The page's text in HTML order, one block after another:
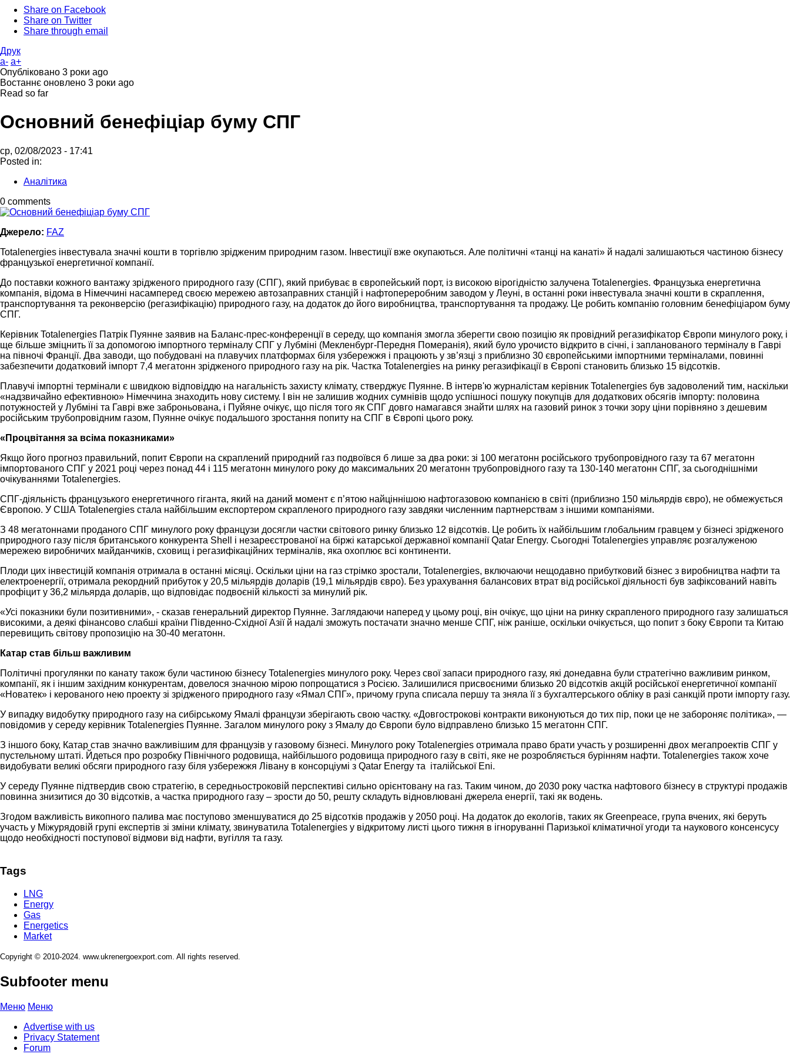
Share on Facebook
Share on Twitter
Share through email
Друк
a- a+
Опубліковано 3 роки ago
Востаннє оновлено 3 роки ago
Read so far
Основний бенефіціар буму СПГ
ср, 02/08/2023 - 17:41
Posted in:
Аналітика
0 comments
Джерело: FAZ
Totalenergies інвестувала значні кошти в торгівлю зрідженим природним газом. Інвестиції вже окупаються. Але політичні «танці на канаті» й надалі залишаються частиною бізнесу
французької енергетичної компанії.
До поставки кожного вантажу зрідженого природного газу (СПГ), який прибуває в європейський порт, із високою вірогідністю залучена Totalenergies. Французька енергетична
компанія, відома в Німеччині насамперед своєю мережею автозаправних станцій і нафтопереробним заводом у Леуні, в останні роки інвестувала значні кошти в скраплення,
транспортування та реконверсію (регазифікацію) природного газу, на додаток до його виробництва, транспортування та продажу. Це робить компанію головним бенефіціаром буму
СПГ.
Керівник Totalenergies Патрік Пуянне заявив на Баланс-прес-конференції в середу, що компанія змогла зберегти свою позицію як провідний регазифікатор Європи минулого року, і
ще більше зміцнить її за допомогою імпортного терміналу СПГ у Лубміні (Мекленбург-Передня Померанія), який було урочисто відкрито в січні, і запланованого терміналу в Гаврі
на півночі Франції. Два заводи, що побудовані на плавучих платформах біля узбережжя і працюють у зв’язці з приблизно 30 європейськими імпортними терміналами, повинні
забезпечити додатковий імпорт 7,4 мегатонн зрідженого природного газу на рік. Частка Totalenergies на ринку регазифікації в Європі становить близько 15 відсотків.
Плавучі імпортні термінали є швидкою відповіддю на нагальність захисту клімату, стверджує Пуянне. В інтерв'ю журналістам керівник Totalenergies був задоволений тим, наскільки
«надзвичайно ефективною» Німеччина знаходить нову систему. І він не залишив жодних сумнівів щодо успішносі пошуку покупців для додаткових обсягів імпорту: половина
потужностей у Лубміні та Гаврі вже заброньована, і Пуйяне очікує, що після того як СПГ довго намагався знайти шлях на газовий ринок з точки зору ціни порівняно з дешевим
російським трубопровідним газом, Пуянне очікує подальшого зростання попиту на СПГ в Європі цього року.
«Процвітання за всіма показниками»
Якщо його прогноз правильний, попит Європи на скраплений природний газ подвоївся б лише за два роки: зі 100 мегатонн російського трубопровідного газу та 67 мегатонн
імпортованого СПГ у 2021 році через понад 44 і 115 мегатонн минулого року до максимальних 20 мегатонн трубопровідного газу та 130-140 мегатонн СПГ, за сьогоднішніми
очікуваннями Totalenergies.
СПГ-діяльність французького енергетичного гіганта, який на даний момент є п’ятою найціннішою нафтогазовою компанією в світі (приблизно 150 мільярдів євро), не обмежується
Європою. У США Totalenergies стала найбільшим експортером скрапленого природного газу завдяки численним партнерствам з іншими компаніями.
З 48 мегатоннами проданого СПГ минулого року французи досягли частки світового ринку близько 12 відсотків. Це робить їх найбільшим глобальним гравцем у бізнесі зрідженого
природного газу після британського конкурента Shell і незареєстрованої на біржі катарської державної компанії Qatar Energy. Сьогодні Totalenergies управляє розгалуженою
мережею виробничих майданчиків, сховищ і регазифікаційних терміналів, яка охоплює всі континенти.
Плоди цих інвестицій компанія отримала в останні місяці. Оскільки ціни на газ стрімко зростали, Totalenergies, включаючи нещодавно прибутковий бізнес з виробництва нафти та
електроенергії, отримала рекордний прибуток у 20,5 мільярдів доларів (19,1 мільярдів євро). Без урахування балансових втрат від російської діяльності був зафіксований навіть
профіцит у 36,2 мільярда доларів, що відповідає подвоєній кількості за минулий рік.
«Усі показники були позитивними», - сказав генеральний директор Пуянне. Заглядаючи наперед у цьому році, він очікує, що ціни на ринку скрапленого природного газу залишаться
високими, а деякі фінансово слабші країни Південно-Східної Азії й надалі зможуть постачати значно менше СПГ, ніж раніше, оскільки очікується, що попит з боку Європи та Китаю
перевищить світову пропозицію на 30-40 мегатонн.
Катар став більш важливим
Політичні прогулянки по канату також були частиною бізнесу Totalenergies минулого року. Через свої запаси природного газу, які донедавна були стратегічно важливим ринком,
компанії, як і іншим західним конкурентам, довелося значною мірою попрощатися з Росією. Залишилися присвоєними близько 20 відсотків акцій російської енергетичної компанії
«Новатек» і керованого нею проекту зі зрідженого природного газу «Ямал СПГ», причому група списала першу та зняла її з бухгалтерського обліку в разі санкцій проти імпорту газу.
У випадку видобутку природного газу на сибірському Ямалі французи зберігають свою частку. «Довгострокові контракти виконуються до тих пір, поки це не забороняє політика», —
повідомив у середу керівник Totalenergies Пуянне. Загалом минулого року з Ямалу до Європи було відправлено близько 15 мегатонн СПГ.
З іншого боку, Катар став значно важливішим для французів у газовому бізнесі. Минулого року Totalenergies отримала право брати участь у розширенні двох мегапроектів СПГ у
пустельному штаті. Йдеться про розробку Північного родовища, найбільшого родовища природного газу в світі, яке не розробляється бурінням нафти. Totalenergies також хоче
видобувати великі обсяги природного газу біля узбережжя Лівану в консорціумі з Qatar Energy та італійської Eni.
У середу Пуянне підтвердив свою стратегію, в середньостроковій перспективі сильно орієнтовану на газ. Таким чином, до 2030 року частка нафтового бізнесу в структурі продажів
повинна знизитися до 30 відсотків, а частка природного газу – зрости до 50, решту складуть відновлювані джерела енергії, такі як водень.
Згодом важливість викопного палива має поступово зменшуватися до 25 відсотків продажів у 2050 році. На додаток до екологів, таких як Greenpeace, група вчених, які беруть
участь у Міжурядовій групі експертів зі зміни клімату, звинуватила Totalenergies у відкритому листі цього тижня в ігноруванні Паризької кліматичної угоди та наукового консенсусу
щодо необхідності поступової відмови від нафти, вугілля та газу.
Tags
LNG
Energy
Gas
Energetics
Market
Copyright © 2010-2024. www.ukrenergoexport.com. All rights reserved.
Subfooter menu
Меню Меню
Advertise with us
Privacy Statement
Forum